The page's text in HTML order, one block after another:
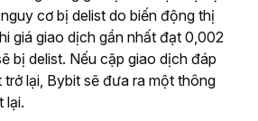
cơ bị delist do biến động thị
giá giao dịch gần nhất đạt 0,002
bị delist. Nếu cặp giao dịch đáp
lại, Bybit sẽ đưa ra một thông
lại.